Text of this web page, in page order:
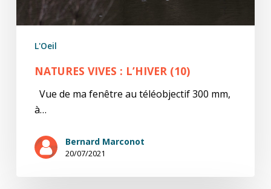
L'Oeil
NATURES VIVES : L’HIVER (10)
Vue de ma fenêtre au téléobjectif 300 mm,
à…
Bernard Marconot
20/07/2021